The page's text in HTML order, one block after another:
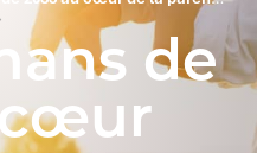
de
cœur